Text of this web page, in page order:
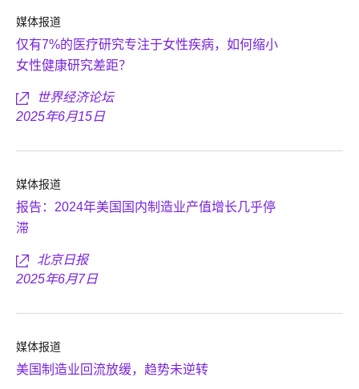
媒体报道
仅有7%的医疗研究专注于女性疾病，如何缩小
女性健康研究差距？
世界经济论坛
2025年6月15日
媒体报道
报告：2024年美国国内制造业产值增长几乎停
滞
北京日报
2025年6月7日
媒体报道
美国制造业回流放缓，趋势未逆转